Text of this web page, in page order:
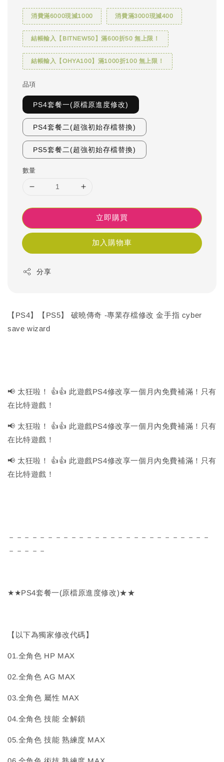
消費滿6000現減1000 消費滿3000現減400
結帳輸入【BITNEW50】滿600折50 無上限！
結帳輸入【OHYA100】滿1000折100 無上限！
品項
PS4套餐一(原檔原進度修改)
PS4套餐二(超強初始存檔替換)
PS5套餐二(超強初始存檔替換)
數量
立即購買
加入購物車
分享
【PS4】【PS5】 破曉傳奇 -專業存檔修改 金手指 cyber
save wizard
📢 太狂啦！ 👍👍 此遊戲PS4修改享一個月內免費補滿！只有
在比特遊戲！
📢 太狂啦！ 👍👍 此遊戲PS4修改享一個月內免費補滿！只有
在比特遊戲！
📢 太狂啦！ 👍👍 此遊戲PS4修改享一個月內免費補滿！只有
在比特遊戲！
－－－－－－－－－－－－－－－－－－－－－－－－－－
－－－－－
★★PS4套餐一(原檔原進度修改)★★
【以下為獨家修改代碼】
01.全角色 HP MAX
02.全角色 AG MAX
03.全角色 屬性 MAX
04.全角色 技能 全解鎖
05.全角色 技能 熟練度 MAX